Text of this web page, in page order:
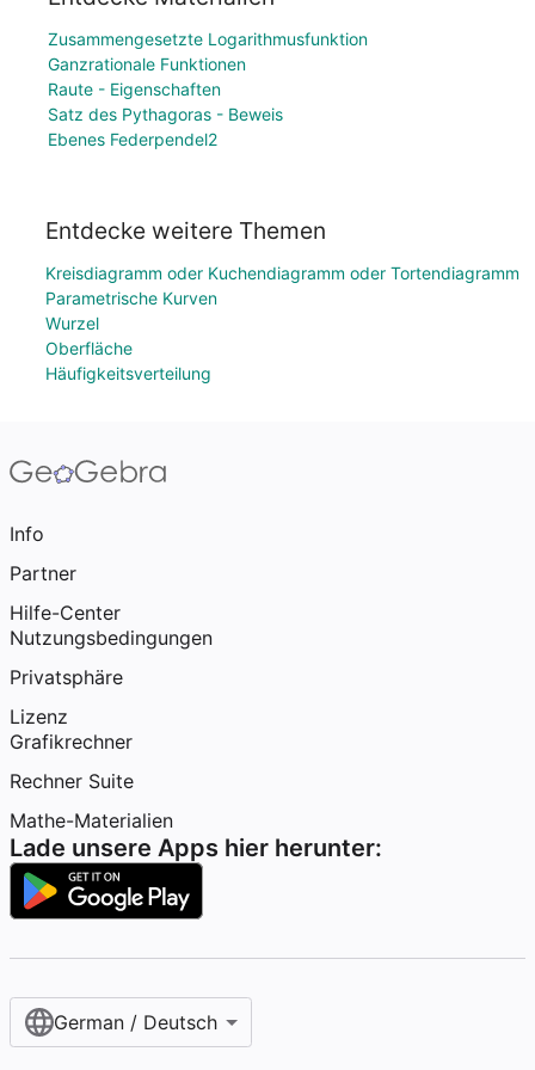
Zusammengesetzte Logarithmusfunktion
Ganzrationale Funktionen
Raute - Eigenschaften
Satz des Pythagoras - Beweis
Ebenes Federpendel2
Entdecke weitere Themen
Kreisdiagramm oder Kuchendiagramm oder Tortendiagramm
Parametrische Kurven
Wurzel
Oberfläche
Häufigkeitsverteilung
Info
Partner
Hilfe-Center
Nutzungsbedingungen
Privatsphäre
Lizenz
Grafikrechner
Rechner Suite
Mathe-Materialien
Lade unsere Apps hier herunter:
German / Deutsch